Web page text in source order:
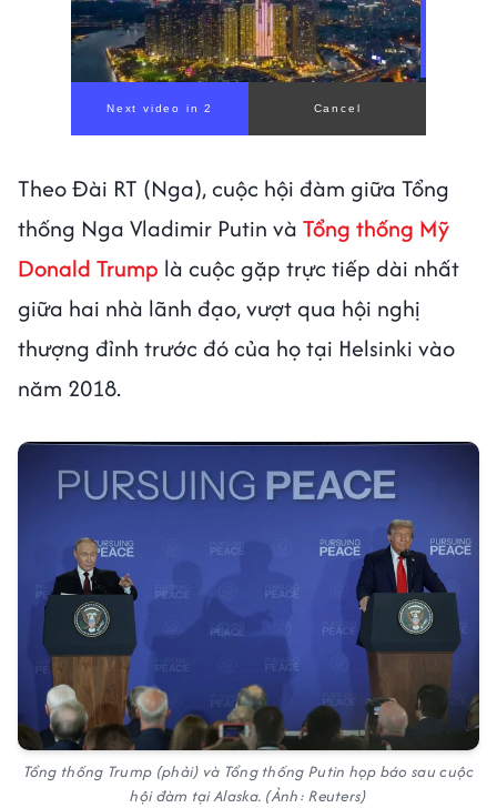
Theo Đài RT (Nga), cuộc hội đàm giữa Tổng
thống Nga Vladimir Putin và Tổng thống Mỹ
Donald Trump là cuộc gặp trực tiếp dài nhất
giữa hai nhà lãnh đạo, vượt qua hội nghị
thượng đỉnh trước đó của họ tại Helsinki vào
năm 2018.
Tổng thống Trump (phải) và Tổng thống Putin họp báo sau cuộc
hội đàm tại Alaska. (Ảnh: Reuters)